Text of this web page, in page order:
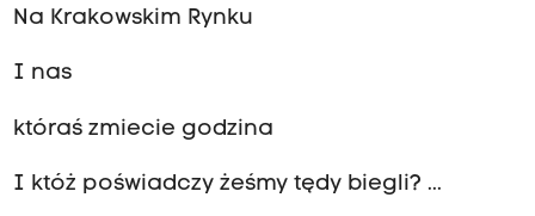
Na Krakowskim Rynku
I nas
któraś zmiecie godzina
I któż poświadczy żeśmy tędy biegli? ...